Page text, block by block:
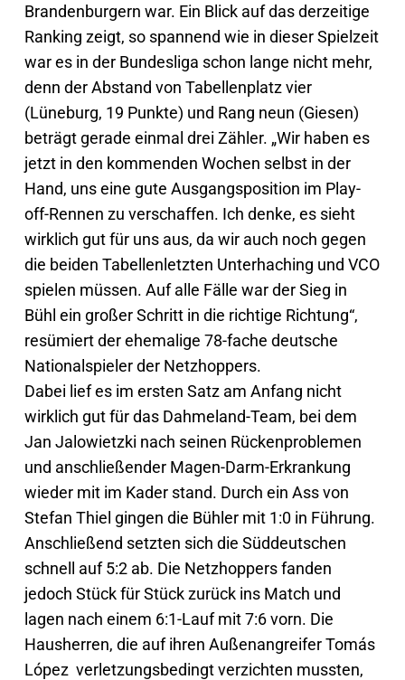
Brandenburgern war. Ein Blick auf das derzeitige
Ranking zeigt, so spannend wie in dieser Spielzeit
war es in der Bundesliga schon lange nicht mehr,
denn der Abstand von Tabellenplatz vier
(Lüneburg, 19 Punkte) und Rang neun (Giesen)
beträgt gerade einmal drei Zähler. „Wir haben es
jetzt in den kommenden Wochen selbst in der
Hand, uns eine gute Ausgangsposition im Play-
off-Rennen zu verschaffen. Ich denke, es sieht
wirklich gut für uns aus, da wir auch noch gegen
die beiden Tabellenletzten Unterhaching und VCO
spielen müssen. Auf alle Fälle war der Sieg in
Bühl ein großer Schritt in die richtige Richtung“,
resümiert der ehemalige 78-fache deutsche
Nationalspieler der Netzhoppers.
Dabei lief es im ersten Satz am Anfang nicht
wirklich gut für das Dahmeland-Team, bei dem
Jan Jalowietzki nach seinen Rückenproblemen
und anschließender Magen-Darm-Erkrankung
wieder mit im Kader stand. Durch ein Ass von
Stefan Thiel gingen die Bühler mit 1:0 in Führung.
Anschließend setzten sich die Süddeutschen
schnell auf 5:2 ab. Die Netzhoppers fanden
jedoch Stück für Stück zurück ins Match und
lagen nach einem 6:1-Lauf mit 7:6 vorn. Die
Hausherren, die auf ihren Außenangreifer Tomás
López verletzungsbedingt verzichten mussten,